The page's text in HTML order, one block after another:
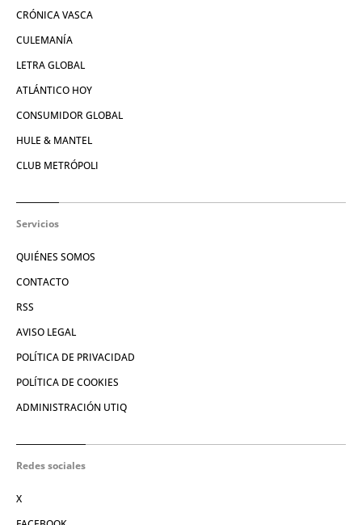
CRÓNICA VASCA
CULEMANÍA
LETRA GLOBAL
ATLÁNTICO HOY
CONSUMIDOR GLOBAL
HULE & MANTEL
CLUB METRÓPOLI
Servicios
QUIÉNES SOMOS
CONTACTO
RSS
AVISO LEGAL
POLÍTICA DE PRIVACIDAD
POLÍTICA DE COOKIES
ADMINISTRACIÓN UTIQ
Redes sociales
X